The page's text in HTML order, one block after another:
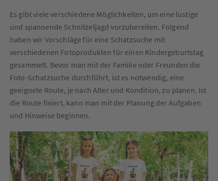
Es gibt viele verschiedene Möglichkeiten, um eine lustige
und spannende Schnitzeljagd vorzubereiten. Folgend
haben wir Vorschläge für eine Schatzsuche mit
verschiedenen Fotoprodukten für einen Kindergeburtstag
gesammelt. Bevor man mit der Familie oder Freunden die
Foto-Schatzsuche durchführt, ist es notwendig, eine
geeignete Route, je nach Alter und Kondition, zu planen. Ist
die Route fixiert, kann man mit der Planung der Aufgaben
und Hinweise beginnen.